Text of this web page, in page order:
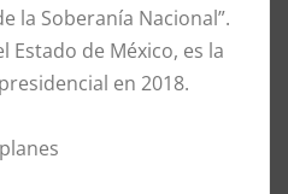
la Soberanía Nacional”.
Estado de México, es la
en 2018.